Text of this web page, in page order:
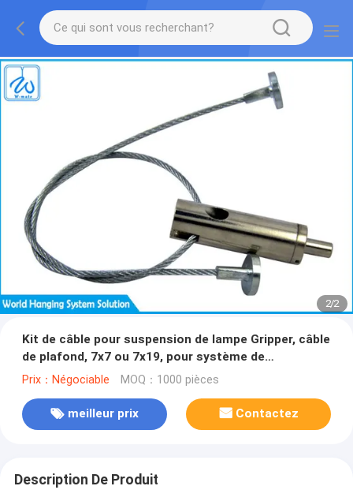
2/2
Kit de câble pour suspension de lampe Gripper, câble
de plafond, 7x7 ou 7x19, pour système de
suspension
Prix：Négociable MOQ：1000 pièces
meilleur prix Contactez
Description De Produit